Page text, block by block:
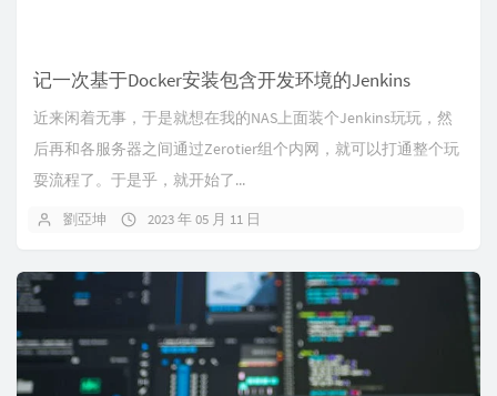
记一次基于Docker安装包含开发环境的Jenkins
近来闲着无事，于是就想在我的NAS上面装个Jenkins玩玩，然
后再和各服务器之间通过Zerotier组个内网，就可以打通整个玩
耍流程了。于是乎，就开始了...
劉亞坤 2023 年 05 月 11 日